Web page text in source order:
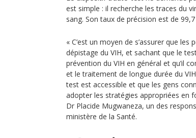
est simple : il recherche les traces du
sang. Son taux de précision est de 99,7
« C’est un moyen de s’assurer que
dépistage du VIH, et sachant que le
prévention du VIH en général et qu’il
et le traitement de longue durée du
test est accessible et que les gens
adopter les stratégies appropriées en
Dr Placide Mugwaneza, un des
ministère de la Santé.